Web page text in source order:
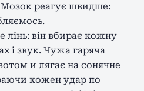
Мозок реагує швидше:
лінь: він вбирає кожну
і звук. Чужа гаряча
и лягає на сонячне
кожен удар по